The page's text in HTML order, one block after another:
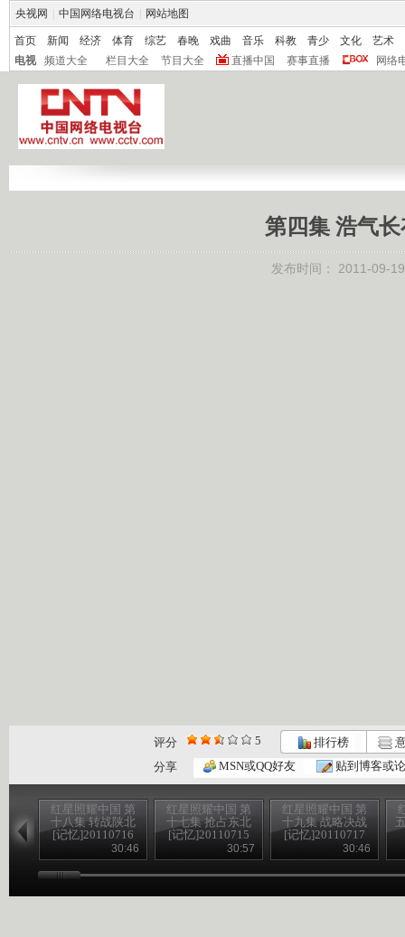
央视网 中国网络电视台 网站地图
首页 新闻 经济 体育 综艺 春晚 戏曲 音乐 科教 青少 文化
艺术
电视
频道大全 栏目大全 节目大全 直播中国 赛事直播 网络
第四集 浩气长
发布时间： 2011-09-
评分 5 排行榜
分享
MSN或QQ好友 贴到博客或
红星照耀中国 第
十八集 转战陕北
[记忆]20110716
30:46
红星照耀中国 第
十七集 抢占东北
[记忆]20110715
30:57
红星照耀中国 第
十九集 战略决战
[记忆]20110717
30:46